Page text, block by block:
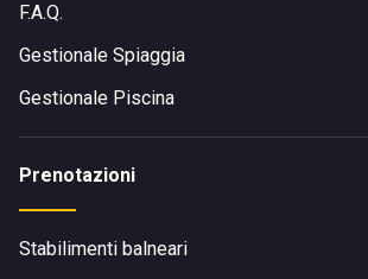
F.A.Q.
Gestionale Spiaggia
Gestionale Piscina
Prenotazioni
Stabilimenti balneari